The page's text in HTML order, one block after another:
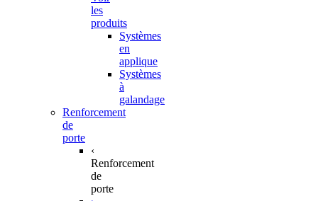
les
produits
Systèmes
en
applique
Systèmes
à
galandage
Renforcement
de
porte
‹
Renforcement
de
porte